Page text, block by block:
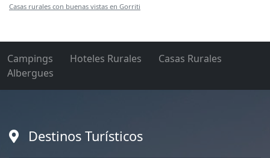
Casas rurales con buenas vistas en Gorriti
Campings Hoteles Rurales
Casas Rurales
Albergues
Destinos Turísticos